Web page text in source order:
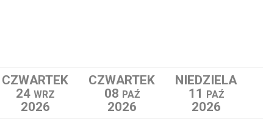
CZWARTEK
24 WRZ
2026
CZWARTEK
08 PAŹ
2026
NIEDZIELA
11
PAŹ
2026